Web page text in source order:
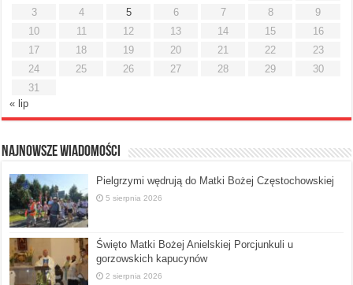
3
4 5 6 7 8
9
10
11 12 13 14 15
16
17
18 19 20 21 22
23
24
25 26 27 28 29
30
31
« lip
Najnowsze Wiadomości
Pielgrzymi wędrują do Matki Bożej Częstochowskiej
5 sierpnia 2026
Święto Matki Bożej Anielskiej Porcjunkuli u
gorzowskich kapucynów
2 sierpnia 2026